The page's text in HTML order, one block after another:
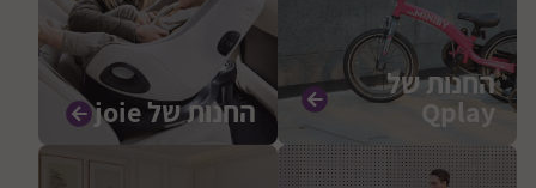
החנות של
Qplay החנות של joie